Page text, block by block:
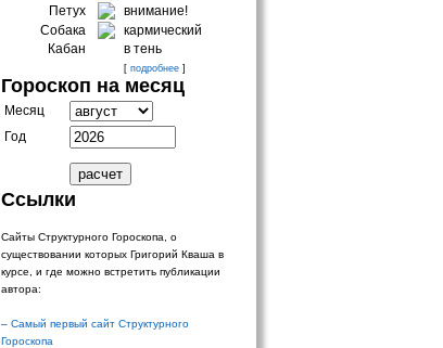
Петух
внимание!
Собака
кармический
Кабан
в тень
[ подробнее ]
Гороскоп на месяц
Месяц
Год
Ссылки
Сайты Структурного Гороскопа, о
существовании которых Григорий Кваша в
курсе, и где можно встретить публикации
автора:
– Самый первый сайт Структурного
Гороскопа